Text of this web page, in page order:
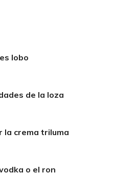
lobo
de la loza
la crema triluma
o el ron